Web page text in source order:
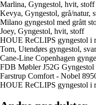
Marlina, Gyngestol, hvit, stoff
Kevya, Gyngestol, grå/natur,
Milano gyngestol med grått
Joey, Gyngestol, hvit, stoff
HOUE ReCLIPS gyngestol i
Tom, Utendørs gyngestol,
Cane-Line Copenhagen
FDB Møbler J52G Gyngestol
Farstrup Comfort - Nobel
HOUE ReCLIPS gyngestol i